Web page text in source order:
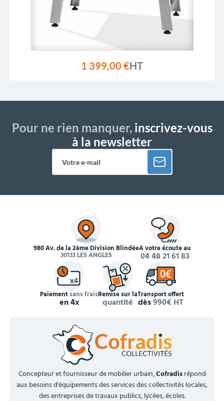
1 399,00 €HT
Pour ne rien manquer,inscrivez-vous
à la newsletter
980 Av. de la 2ème Division Blindée
30133 LES ANGLES
À votre écoute au
04 48 21 61 83
Paiementsans frais
en 4x
Remise sur la
quantité
Transport offert
dès990€ HT
Concepteur et fournisseur de mobilier urbain,Cofradisrépond
aux besoins d'équipements des services des collectivités locales,
des entreprises de travaux publics, lycées, écoles.